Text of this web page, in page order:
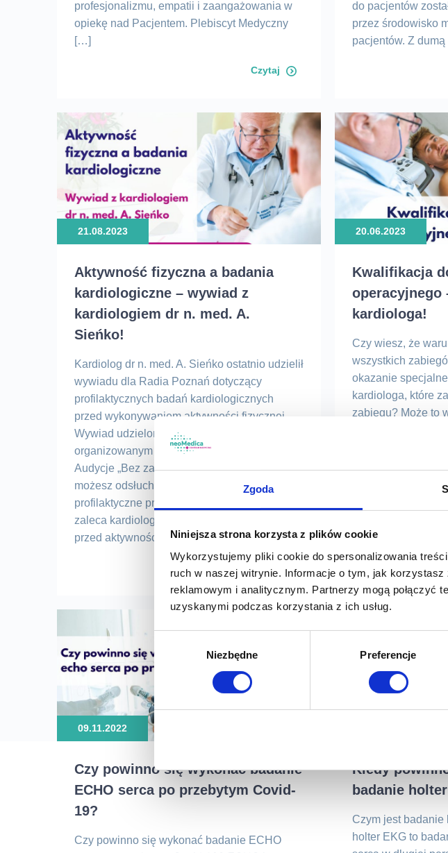
Zgoda
Niniejsza strona korzysta z plików cookie
Wykorzystujemy pliki cookie do spersonalizowania
ruch w naszej witrynie. Informacje o tym, jak
reklamowym i analitycznym. Partnerzy mogą połączyć
uzyskanymi podczas korzystania z ich usług.
zgody
Niezbędne Preferencje
programy i pakiety profilaktyczne
profesjonalizmu, empatii i zaangażowania w
opiekę nad Pacjentem. Plebiscyt Medyczny
[…]
Czytaj
do pacjentów
przez środowisko
pacjentów. Z
21.08.2023
Aktywność fizyczna a badania
kardiologiczne – wywiad z
kardiologiem dr n. med. A.
Sieńko!
Kardiolog dr n. med. A. Sieńko ostatnio udzielił
wywiadu dla Radia Poznań dotyczący
profilaktycznych badań kardiologicznych
przed wykonywaniem aktywności fizycznej.
Wywiad udzielony został w związku z
organizowanym poznańskim maratonem.
Audycje „Bez zadyszki” z udziałem dr n. med.
możesz odsłuchać poniżej. Badania
profilaktyczne przed aktywnością fizyczną Jak
zaleca kardiolog dr n. med. Andrzej Sieńko
przed aktywnością […]
Czytaj
20.06.2023
Kwalifikacja
operacyjnego
kardiologa!
Czy wiesz, że
wszystkich
okazanie
kardiologa, które
zabiegu? Może to
przypadkach
09.11.2022
Czy powinno się wykonać badanie
ECHO serca po przebytym Covid-
19?
Czy powinno się wykonać badanie ECHO
Kiedy
badanie
Czym jest badanie
holter EKG to